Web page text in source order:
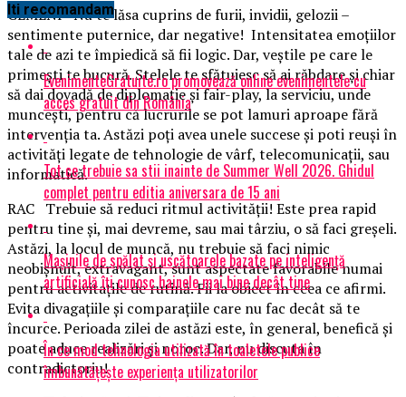
GEMENI Nu te lăsa cuprins de furii, invidii, gelozii –
sentimente puternice, dar negative! Intensitatea emoţiilor
tale de azi te împiedică să fii logic. Dar, veştile pe care le
primeşti te bucură. Stelele te sfătuiesc să ai răbdare şi chiar
să dai dovadă de diplomaţie şi fair-play, la serviciu, unde
munceşti, pentru că lucrurile se pot lamuri aproape fără
intervenţia ta. Astăzi poţi avea unele succese şi poti reuşi în
activităţi legate de tehnologie de vârf, telecomunicaţii, sau
informatică.
RAC Trebuie să reduci ritmul activităţii! Este prea rapid
pentru tine şi, mai devreme, sau mai târziu, o să faci greşeli.
Astăzi, la locul de muncă, nu trebuie să faci nimic
neobişnuit, extravagant, sunt aspectate favorabile numai
pentru activitaţile de rutină. Fii la obiect în ceea ce afirmi.
Evita divagaţiile şi comparaţiile care nu fac decât să te
încurce. Perioada zilei de astăzi este, în general, benefică şi
poate aduce realizări şi noroc. Dar, nu discuta în
contradictoriu!
Iti recomandam
EvenimenteGratuite.ro promovează online evenimentele cu
acces gratuit din România
Tot ce trebuie sa stii inainte de Summer Well 2026. Ghidul
complet pentru editia aniversara de 15 ani
Mașinile de spălat și uscătoarele bazate pe inteligență
artificială îți cunosc hainele mai bine decât tine
În ce mod tehnologia utilizată în toaletele publice
îmbunătățește experiența utilizatorilor